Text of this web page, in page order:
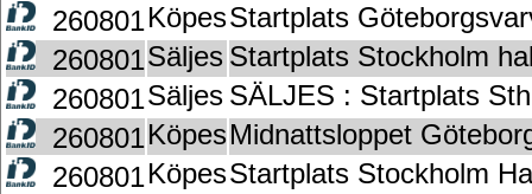
260801KöpesStartplats
260801Säljes Startplats Stockholm
260801Säljes SÄLJES : Startplats
260801KöpesMidnattsloppet
260801KöpesStartplats Stockholm